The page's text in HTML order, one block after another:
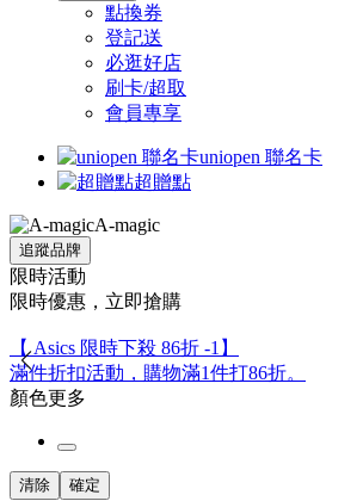
點換券
登記送
必逛好店
刷卡/超取
會員專享
uniopen 聯名卡
超贈點
A-magic
追蹤品牌
限時活動
限時優惠，立即搶購
【 Asics 限時下殺 86折 -1】
滿件折扣活動，購物滿1件打86折。
顏色更多
清除 確定